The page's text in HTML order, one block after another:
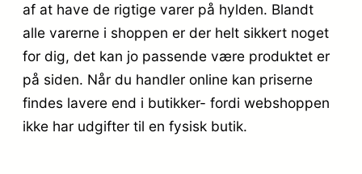
af at have de rigtige varer på hylden. Blandt
alle varerne i shoppen er der helt sikkert noget
for dig, det kan jo passende være produktet er
på siden. Når du handler online kan priserne
findes lavere end i butikker- fordi webshoppen
ikke har udgifter til en fysisk butik.